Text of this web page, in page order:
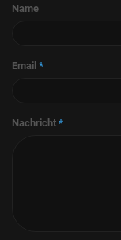
Name
Email *
Nachricht *